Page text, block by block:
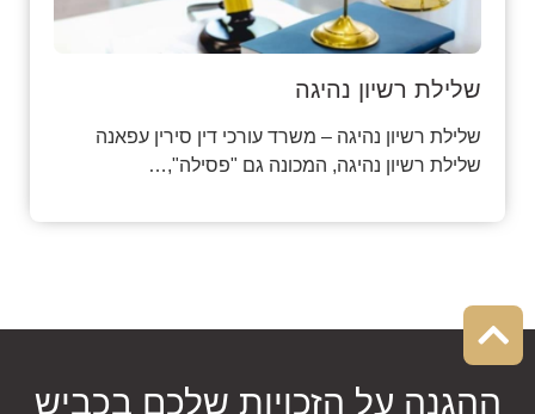
שלילת רשיון נהיגה
שלילת רשיון נהיגה – משרד עורכי דין סירין עפאנה
שלילת רשיון נהיגה, המכונה גם "פסילה",…
ההגנה על הזכויות שלכם בכביש